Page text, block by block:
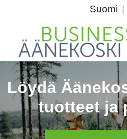
Suomi
Löydä
tuotteet ja